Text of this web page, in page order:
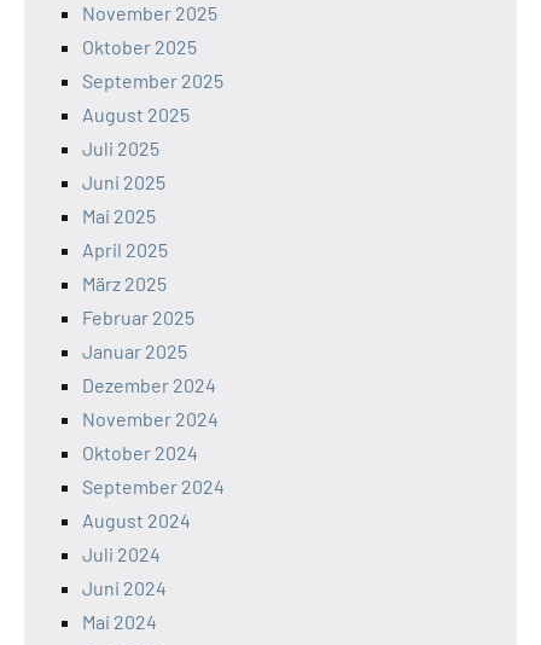
November 2025
Oktober 2025
September 2025
August 2025
Juli 2025
Juni 2025
Mai 2025
April 2025
März 2025
Februar 2025
Januar 2025
Dezember 2024
November 2024
Oktober 2024
September 2024
August 2024
Juli 2024
Juni 2024
Mai 2024